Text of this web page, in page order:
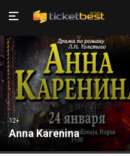
12+
Anna Karenina